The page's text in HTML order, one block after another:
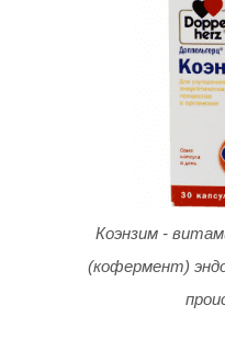
Коэнзим -
(кофермент)